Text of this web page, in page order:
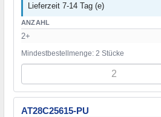
Lieferzeit 7-14 Tag (e)
ANZAHL
2+
Mindestbestellmenge: 2 Stücke
AT28C25615-PU